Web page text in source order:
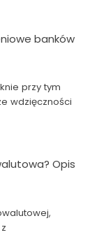
banków
przy tym
wdzięczności
Opis